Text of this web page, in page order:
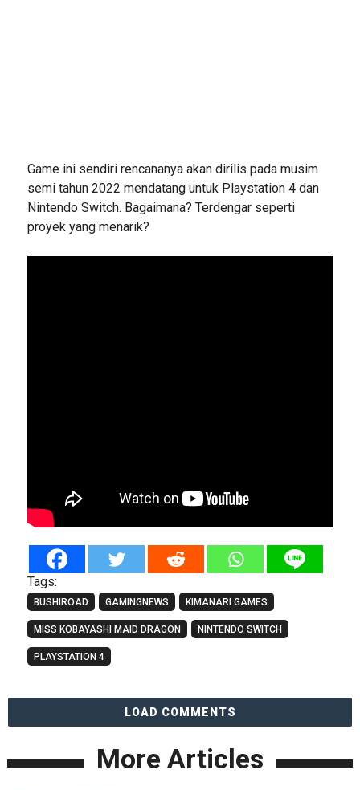
Game ini sendiri rencananya akan dirilis pada musim
semi tahun 2022 mendatang untuk Playstation 4 dan
Nintendo Switch. Bagaimana? Terdengar seperti
proyek yang menarik?
Tags:
BUSHIROAD GAMINGNEWS KIMANARI GAMES
MISS KOBAYASHI MAID DRAGON NINTENDO SWITCH
PLAYSTATION 4
LOAD COMMENTS
More Articles